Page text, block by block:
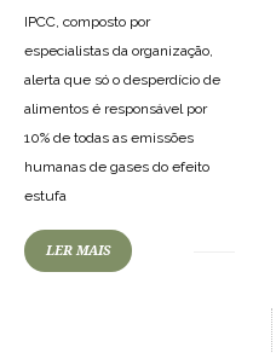
IPCC, composto por
especialistas da organização,
alerta que só o desperdício de
alimentos é responsável por
10% de todas as emissões
humanas de gases do efeito
estufa
LER MAIS